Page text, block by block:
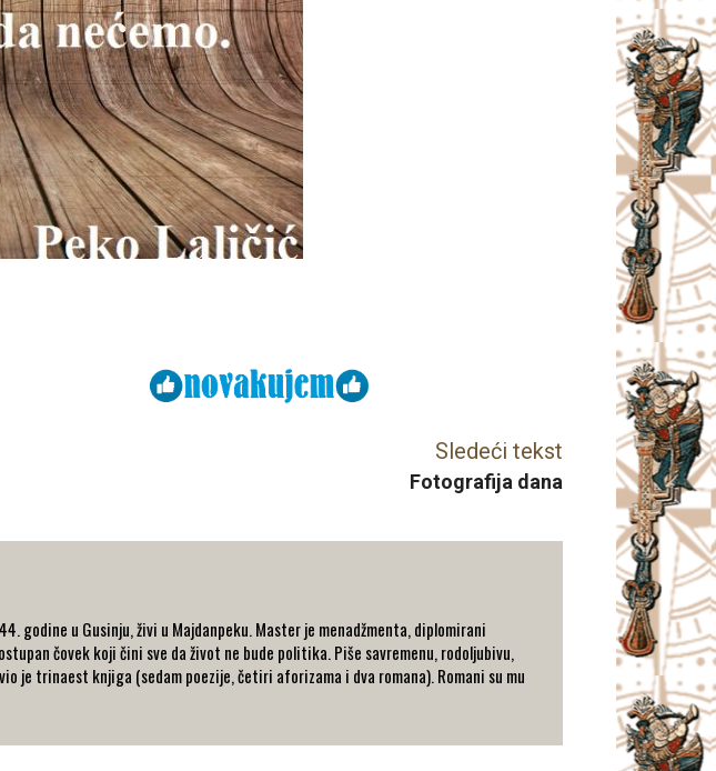
Sledeći tekst
Fotografija dana
godine u Gusinju, živi u Majdanpeku. Master je menadžmenta, diplomirani
čovek koji čini sve da život ne bude politika. Piše savremenu, rodoljubivu,
je trinaest knjiga (sedam poezije, četiri aforizama i dva romana). Romani su mu